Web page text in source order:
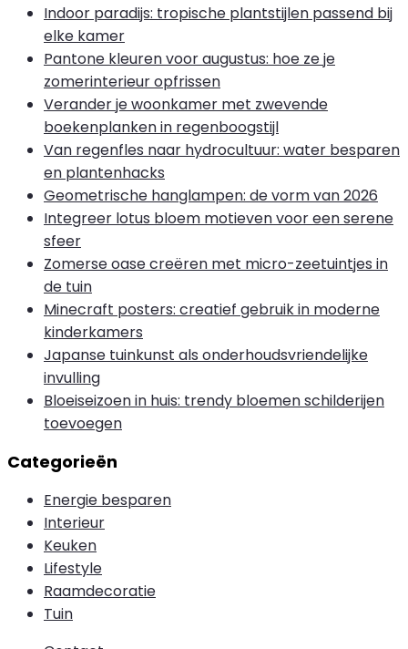
Indoor paradijs: tropische plantstijlen passend bij
elke kamer
Pantone kleuren voor augustus: hoe ze je
zomerinterieur opfrissen
Verander je woonkamer met zwevende
boekenplanken in regenboogstijl
Van regenfles naar hydrocultuur: water besparen
en plantenhacks
Geometrische hanglampen: de vorm van 2026
Integreer lotus bloem motieven voor een serene
sfeer
Zomerse oase creëren met micro-zeetuintjes in
de tuin
Minecraft posters: creatief gebruik in moderne
kinderkamers
Japanse tuinkunst als onderhoudsvriendelijke
invulling
Bloeiseizoen in huis: trendy bloemen schilderijen
toevoegen
Categorieën
Energie besparen
Interieur
Keuken
Lifestyle
Raamdecoratie
Tuin